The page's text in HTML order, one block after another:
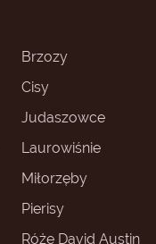
Brzozy
Cisy
Judaszowce
Laurowiśnie
Miłorzęby
Pierisy
Róże David Austin